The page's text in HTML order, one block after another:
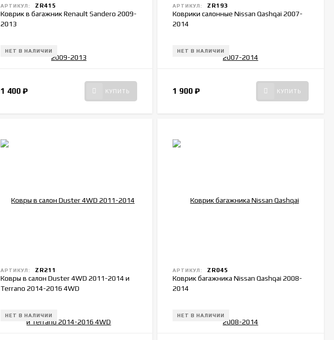
АРТИКУЛ: ZR415
Коврик в багажник Renault Sandero 2009-
2013
НЕТ В НАЛИЧИИ
1 400₽ КУПИТЬ
АРТИКУЛ: ZR193
Коврики салонные Nissan Qashqai 2007-
2014
НЕТ В НАЛИЧИИ
1 900 ₽ КУПИТЬ
АРТИКУЛ: ZR211
Ковры в салон Duster 4WD 2011-2014 и
Terrano 2014-2016 4WD
НЕТ В НАЛИЧИИ
АРТИКУЛ: ZR045
Коврик багажника Nissan Qashqai 2008-
2014
НЕТ В НАЛИЧИИ